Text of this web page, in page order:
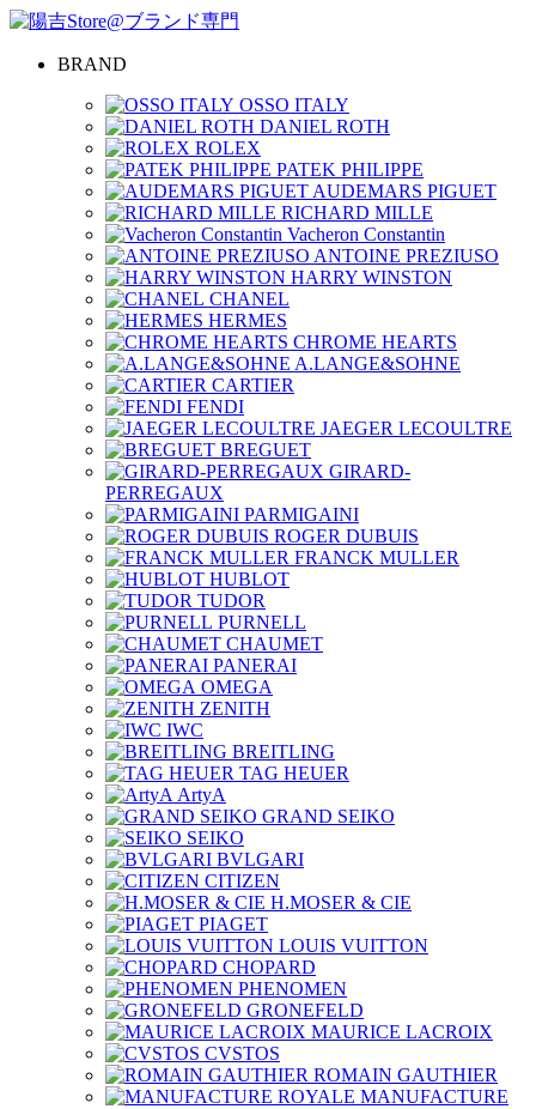
BRAND
OSSO ITALY
DANIEL ROTH
ROLEX
PATEK PHILIPPE
AUDEMARS PIGUET
RICHARD MILLE
Vacheron Constantin
ANTOINE PREZIUSO
HARRY WINSTON
CHANEL
HERMES
CHROME HEARTS
A.LANGE&SOHNE
CARTIER
FENDI
JAEGER LECOULTRE
BREGUET
GIRARD-
PERREGAUX
PARMIGAINI
ROGER DUBUIS
FRANCK MULLER
HUBLOT
TUDOR
PURNELL
CHAUMET
PANERAI
OMEGA
ZENITH
IWC
BREITLING
TAG HEUER
ArtyA
GRAND SEIKO
SEIKO
BVLGARI
CITIZEN
H.MOSER & CIE
PIAGET
LOUIS VUITTON
CHOPARD
PHENOMEN
GRONEFELD
MAURICE LACROIX
CVSTOS
ROMAIN GAUTHIER
MANUFACTURE